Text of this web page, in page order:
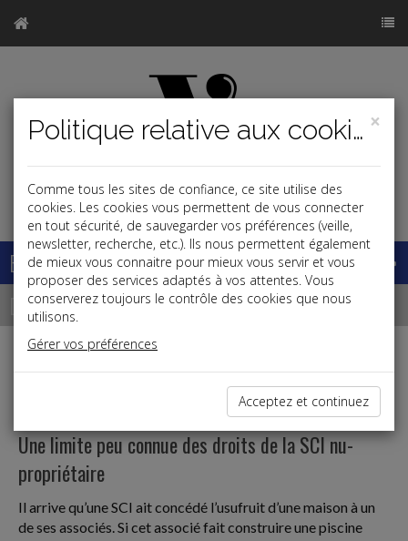
Base documentaire
Dépêches
Une limite peu connue des droits de la SCI nu-
propriétaire
Il arrive qu’une SCI ait concédé l’usufruit d’une maison à un
de ses associés. Si cet associé fait construire une piscine
×
Politique relative aux cookies
Comme tous les sites de confiance, ce site utilise des
cookies. Les cookies vous permettent de vous connecter
en tout sécurité, de sauvegarder vos préférences (veille,
newsletter, recherche, etc.). Ils nous permettent également
de mieux vous connaitre pour mieux vous servir et vous
proposer des services adaptés à vos attentes. Vous
conserverez toujours le contrôle des cookies que nous
utilisons.
Gérer vos préférences
Acceptez et continuez